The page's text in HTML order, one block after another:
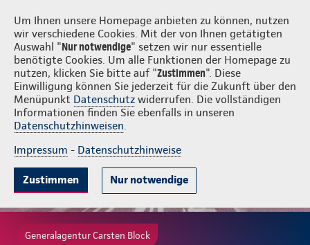
Um Ihnen unsere Homepage anbieten zu können, nutzen
wir verschiedene Cookies. Mit der von Ihnen getätigten
Auswahl "Nur notwendige" setzen wir nur essentielle
benötigte Cookies. Um alle Funktionen der Homepage zu
nutzen, klicken Sie bitte auf "Zustimmen". Diese
Einwilligung können Sie jederzeit für die Zukunft über den
Menüpunkt Datenschutz widerrufen. Die vollständigen
Informationen finden Sie ebenfalls in unseren
Datenschutzhinweisen.
Impressum - Datenschutzhinweise
Zustimmen Nur notwendige
Carsten Block Login
Generalagentur Carsten Block